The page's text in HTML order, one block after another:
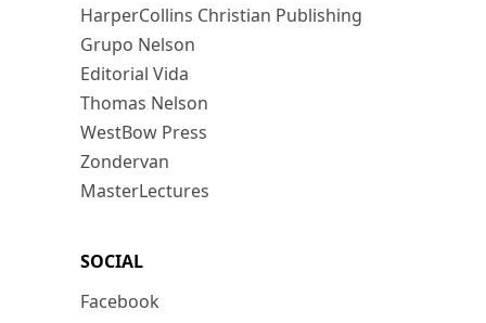
HarperCollins Christian Publishing
Grupo Nelson
Editorial Vida
Thomas Nelson
WestBow Press
Zondervan
MasterLectures
SOCIAL
Facebook